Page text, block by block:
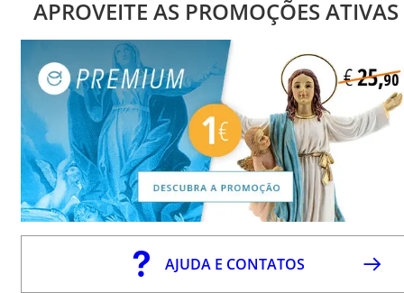
APROVEITE AS PROMOÇÕES ATIVAS
AJUDA E CONTATOS